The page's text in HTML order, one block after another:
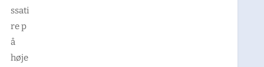
ssati
re p
å
høje